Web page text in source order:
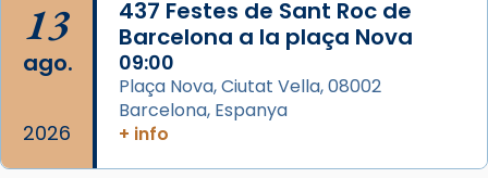
Josep Omella, ha presidit la missa i l’ha
concelebrat el bisbe auxiliar de Barcelona,
Mons. David Abadías.
📸 Dr. G. Simón
13
ago.
2026
437 Festes de Sant Roc de
Barcelona a la plaça Nova
09:00
Plaça Nova, Ciutat Vella, 08002
Barcelona, Espanya
+ info